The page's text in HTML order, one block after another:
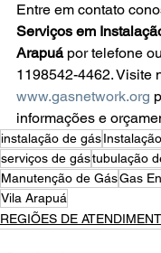
Entre em contato
Serviços em
Arapuá por telefone
1198542-4462. Visite
www.gasnetwork.org
informações e
instalação de gás
serviços de gástubulação
Manutenção de GásGas
Vila Arapuá
REGIÕES DE